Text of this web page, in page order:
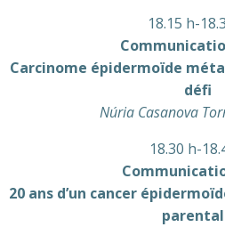
18.15 h-
Carcinome épidermoïde
défi
Núria Casanova
18.30 h-
20 ans d’un cancer